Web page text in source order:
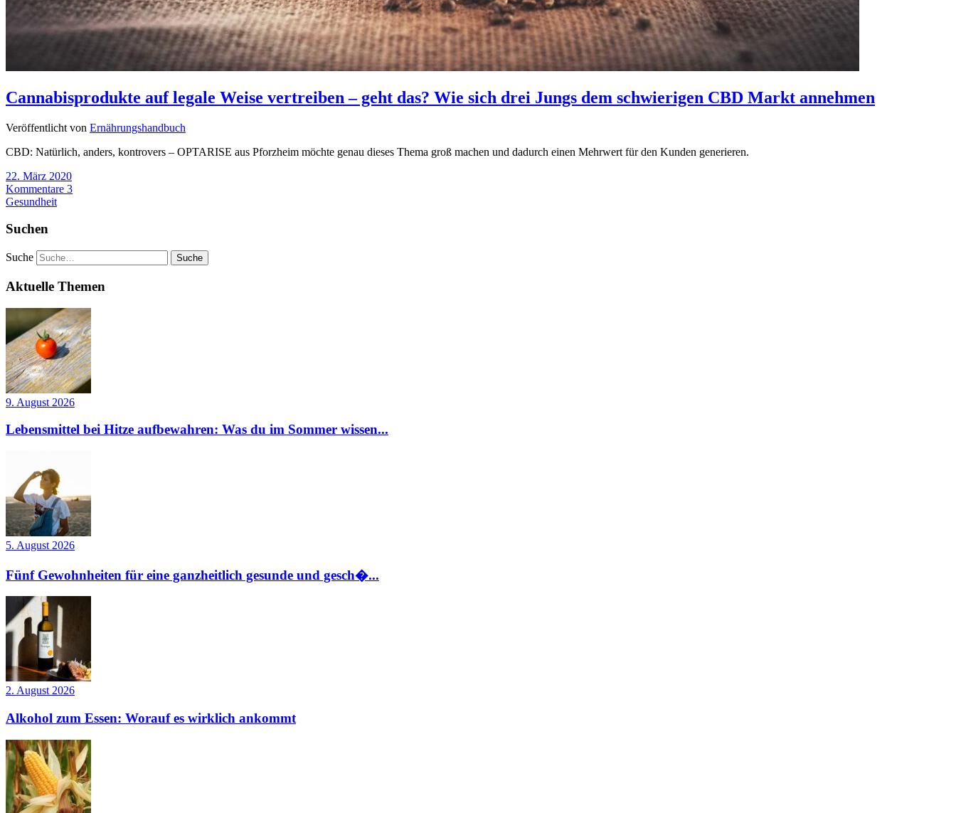
Cannabisprodukte auf legale Weise vertreiben – geht das? Wie sich drei Jungs dem schwierigen CBD Markt annehmen
Veröffentlicht von Ernährungshandbuch
CBD: Natürlich, anders, kontrovers – OPTARISE aus Pforzheim möchte genau dieses Thema groß machen und dadurch einen Mehrwert für den Kunden generieren.
22. März 2020
Kommentare 3
Gesundheit
Suchen
Suche
Aktuelle Themen
9. August 2026
Lebensmittel bei Hitze aufbewahren: Was du im Sommer wissen...
5. August 2026
Fünf Gewohnheiten für eine ganzheitlich gesunde und gesch�...
2. August 2026
Alkohol zum Essen: Worauf es wirklich ankommt